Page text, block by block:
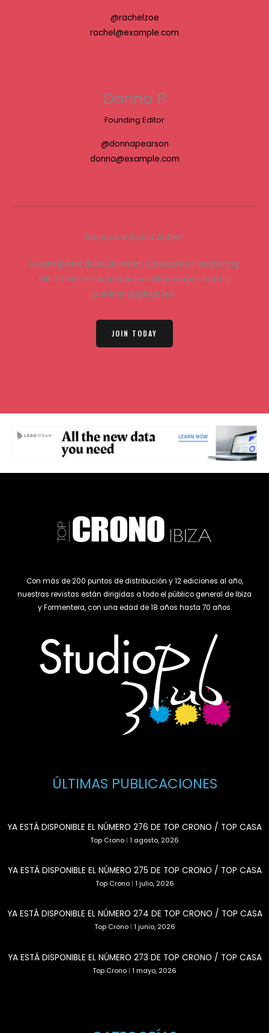
@rachelzoe
rachel@example.com
Donna P
Founding Editor
@donnapearson
donna@example.com
Become a Guest Author
Lorem ipsum dolor sit amet, consectetur adipiscing
elit. Ut elit tellus, luctus nec ullamcorper mattis,
pulvinar dapibus leo.
JOIN TODAY
Con más de 200 puntos de distribución y 12 ediciones al año,
nuestras revistas están dirigidas a todo el público general de Ibiza
y Formentera, con una edad de 18 años hasta 70 años.
ÚLTIMAS PUBLICACIONES
YA ESTÁ DISPONIBLE EL NÚMERO 276 DE TOP CRONO / TOP CASA
Top Crono | 1 agosto, 2026
YA ESTÁ DISPONIBLE EL NÚMERO 275 DE TOP CRONO / TOP CASA
Top Crono | 1 julio, 2026
YA ESTÁ DISPONIBLE EL NÚMERO 274 DE TOP CRONO / TOP CASA
Top Crono | 1 junio, 2026
YA ESTÁ DISPONIBLE EL NÚMERO 273 DE TOP CRONO / TOP CASA
Top Crono | 1 mayo, 2026